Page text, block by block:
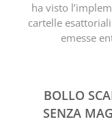
ha visto
cartelle
emesse
BOLLO
SENZA